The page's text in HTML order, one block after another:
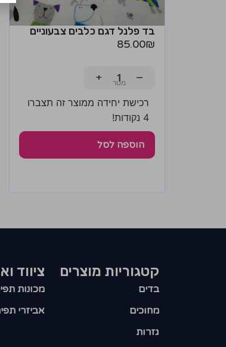
בד פלנל דגם כלבים צבעוניים
85.00₪
−
+
רכישת יחידה ממוצר זה תצברו
4 נקודות!
הוספה לסל
קטגוריות מוצרים​
בדים
מחוכים
גזרות
ציווד
מכונות
אביזרי